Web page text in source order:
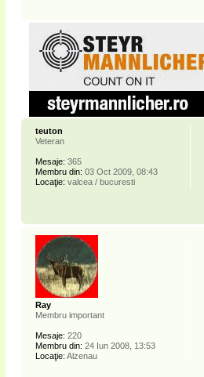
teuton
Veteran
Mesaje: 365
Membru din: 03 Oct 2009, 08:43
Locaţie: valcea / bucuresti
Ray
Membru important
Mesaje: 220
Membru din: 24 Iun 2008, 13:53
Locaţie: Alzenau